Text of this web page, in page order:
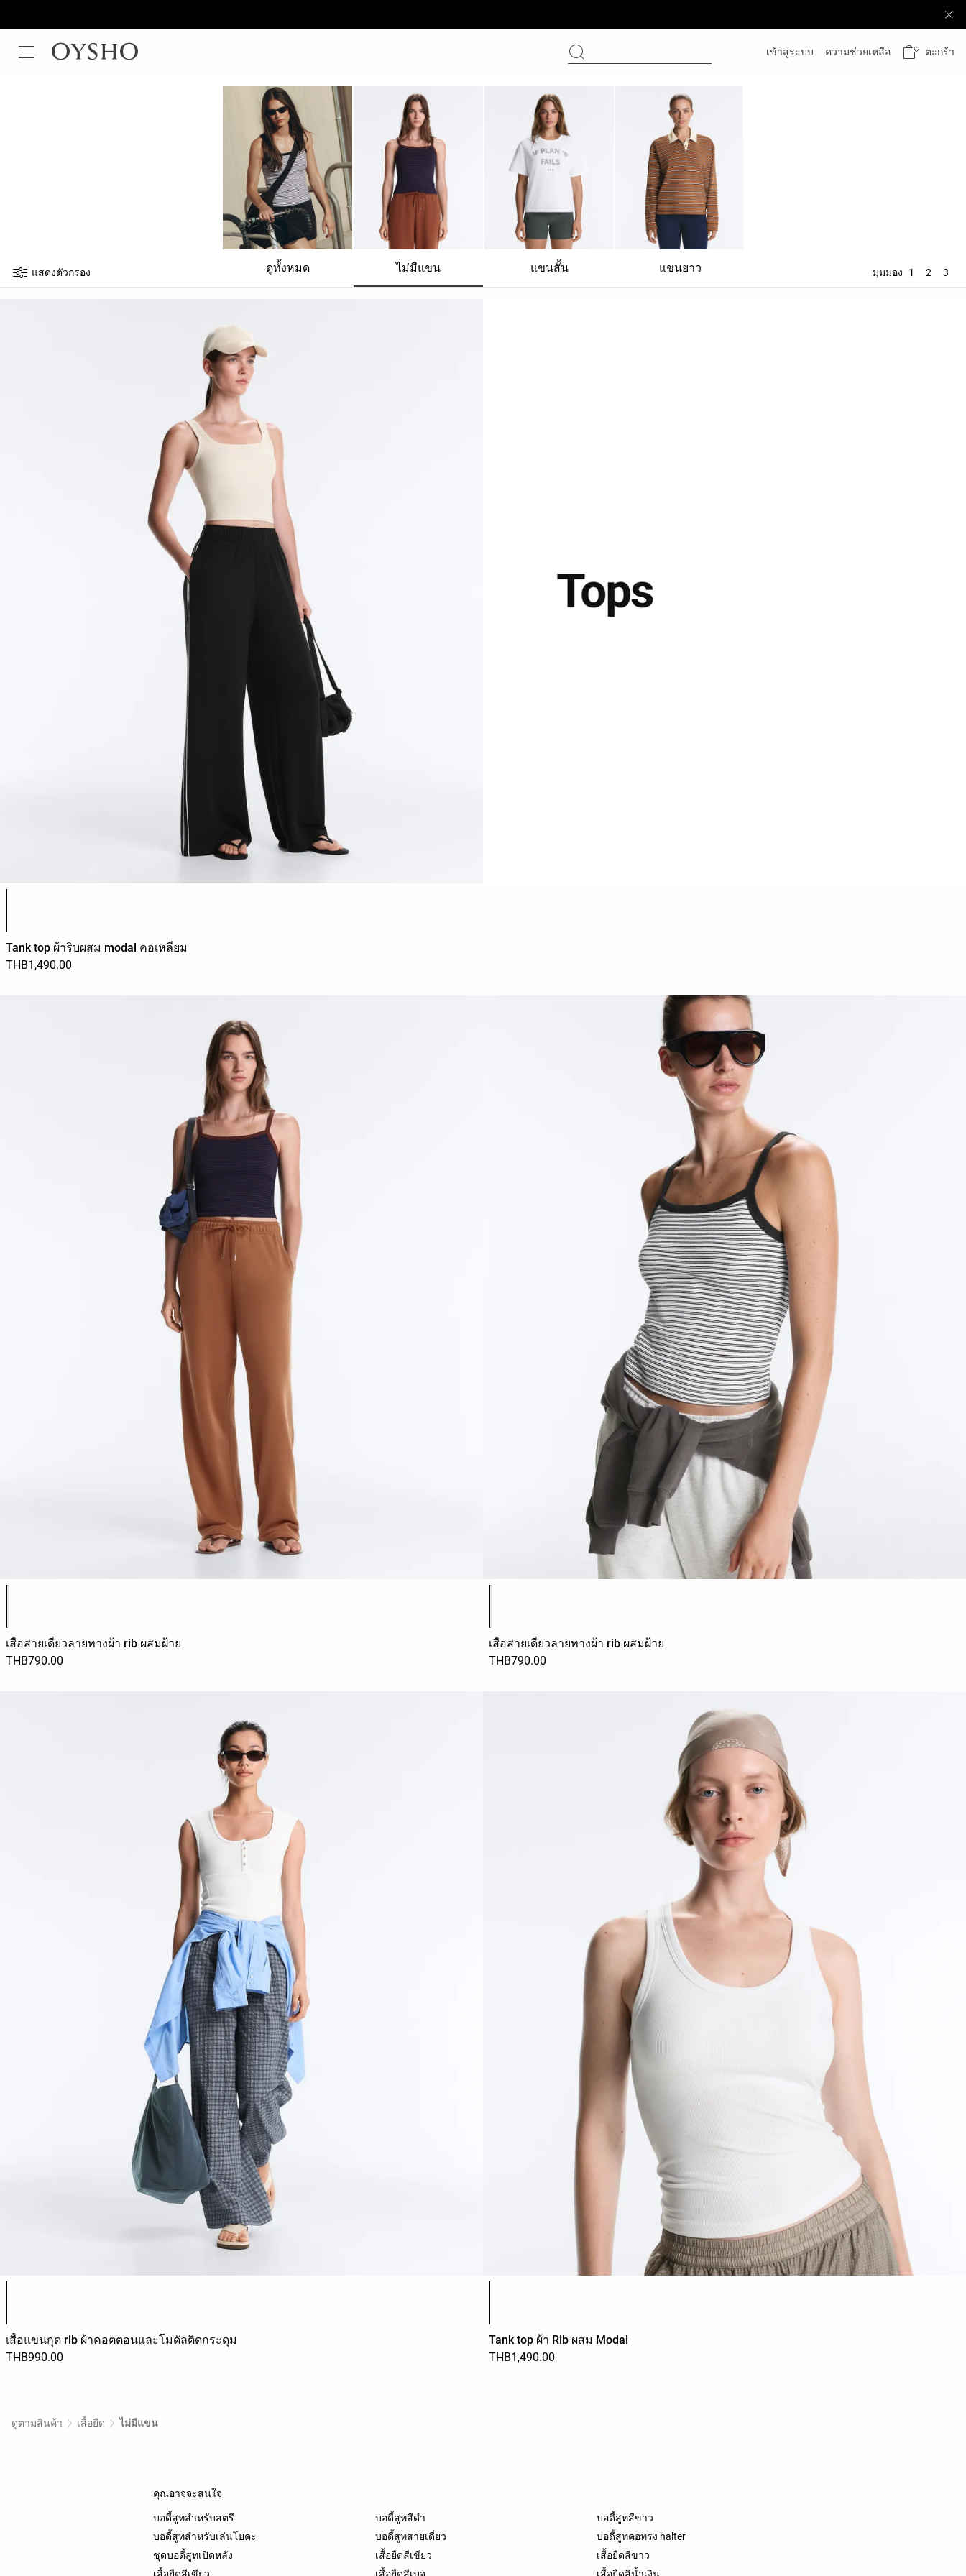
เข้าสู่ระบบ ความช่วยเหลือ ตะกร้า
แสดงตัวกรอง ดูทั้งหมด ไม่มีแขน แขนสั้น แขนยาว มุมมอง 1 2 3
รายการสีสินค้า
Tank top ผ้าริบผสม modal คอเหลี่ยม
THB1,490.00
เสื้อสายเดี่ยวลายทางผ้า rib ผสมฝ้าย
THB790.00
เสื้อสายเดี่ยวลายทางผ้า rib ผสมฝ้าย
THB790.00
รายการสีสินค้า
เสื้อแขนกุด rib ผ้าคอตตอนและโมดัลติดกระดุม
THB990.00
รายการสีสินค้า
Tank top ผ้า Rib ผสม Modal
THB1,490.00
ดูตามสินค้า เสื้อยืด ไม่มีแขน
คุณอาจจะสนใจ
บอดี้สูทสำหรับสตรี บอดี้สูทสีดำ
บอดี้สูทสีขาว
บอดี้สูทสำหรับเล่นโยคะ
บอดี้สูทสายเดี่ยว
บอดี้สูทคอทรง halter
ชุดบอดี้สูทเปิดหลัง
เสื้อยืดสีเขียว
เสื้อยืดสีขาว